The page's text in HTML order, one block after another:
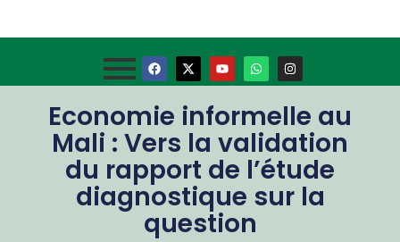
Economie informelle au
Mali : Vers la validation
du rapport de l’étude
diagnostique sur la
question